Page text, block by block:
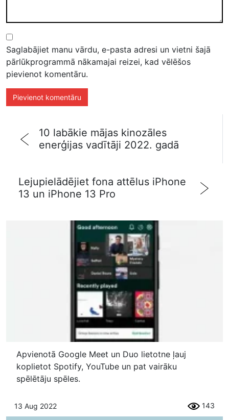
Saglabājiet manu vārdu, e-pasta adresi un vietni šajā
pārlūkprogrammā nākamajai reizei, kad vēlēšos
pievienot komentāru.
10 labākie mājas kinozāles
enerģijas vadītāji 2022. gadā
Lejupielādējiet fona attēlus iPhone
13 un iPhone 13 Pro
Apvienotā Google Meet un Duo lietotne ļauj
koplietot Spotify, YouTube un pat vairāku
spēlētāju spēles.
13 Aug 2022 143